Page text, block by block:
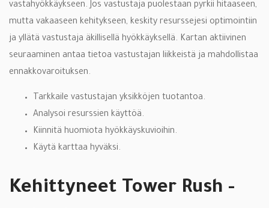
vastahyökkäykseen. Jos vastustaja puolestaan pyrkii hitaaseen,
mutta vakaaseen kehitykseen, keskity resurssejesi optimointiin
ja yllätä vastustaja äkillisellä hyökkäyksellä. Kartan aktiivinen
seuraaminen antaa tietoa vastustajan liikkeistä ja mahdollistaa
ennakkovaroituksen.
Tarkkaile vastustajan yksikköjen tuotantoa.
Analysoi resurssien käyttöä.
Kiinnitä huomiota hyökkäyskuvioihin.
Käytä karttaa hyväksi.
Kehittyneet Tower Rush -